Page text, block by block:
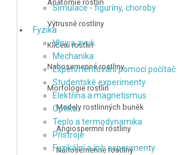
Simulace - figuríny, choroby
Fyzika
Vlny a zvuk
Mechanika
Experimentování pomocí počítač
Studentské experimenty
Elektřina a magnetismus
Optika
Teplo a termodynamika
Přístroje
Fyzikální a inž. experimenty
Anatomie rostlin
Výtrusné rostliny
Klíčení rostlin
Nahosemenné rostliny
Morfologie rostlin
Modely rostlinných buněk
Angiospermní rostliny
Nahosemenné rostliny